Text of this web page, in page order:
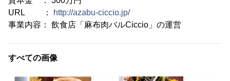
URL ：
http://azabu-ciccio.jp/
事業内容： 飲食店「麻布肉バルCiccio」の運営
すべての画像